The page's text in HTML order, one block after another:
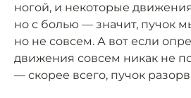
ногой, и некоторые
но с болью — значит, пучок
но не совсем. А вот если
движения совсем никак не
— скорее всего, пучок